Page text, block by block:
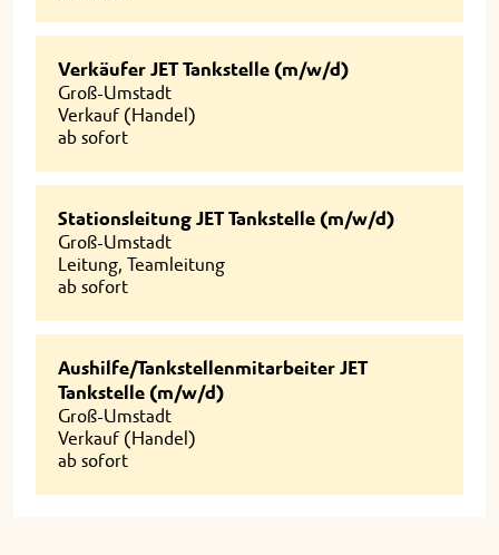
Verkäufer JET Tankstelle (m/w/d)
Groß-Umstadt
Verkauf (Handel)
ab sofort
Stationsleitung JET Tankstelle (m/w/d)
Groß-Umstadt
Leitung, Teamleitung
ab sofort
Aushilfe/Tankstellenmitarbeiter JET
Tankstelle (m/w/d)
Groß-Umstadt
Verkauf (Handel)
ab sofort